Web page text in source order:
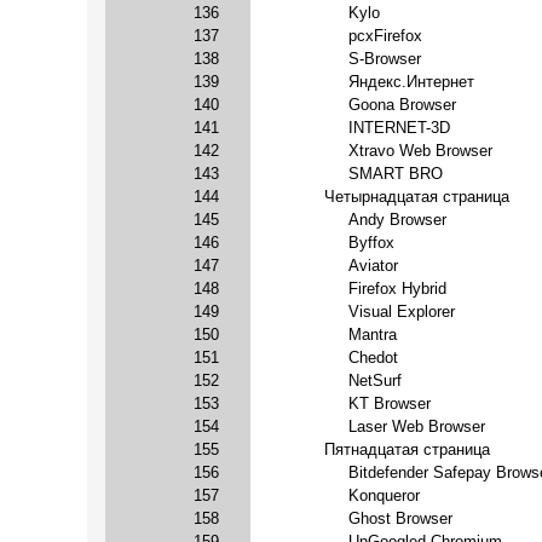
Kylo
pcxFirefox
S-Browser
Яндекс.Интернет
Goona Browser
INTERNET-3D
Xtravo Web Browser
SMART BRO
Четырнадцатая страница
Andy Browser
Byffox
Aviator
Firefox Hybrid
Visual Explorer
Mantra
Chedot
NetSurf
KT Browser
Laser Web Browser
Пятнадцатая страница
Bitdefender Safepay
Konqueror
Ghost Browser
158
157
156
155
154
153
152
151
150
149
148
147
146
145
144
143
142
141
140
139
138
137
136